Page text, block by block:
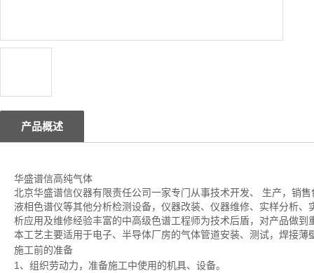
产品概述
华盛谱信高纯气体
北京华盛谱信仪器有限责任公司一家专门从事技术开发、 生产，销
液相色谱仪等其他分析检测设备，仪器改装、仪器维修、实样分析
析应用及维修经验丰富的中高级色谱工程师为技术后盾，对产品做
本工艺主要适用于电子、半导体厂房的气体管道安装、测试，焊接薄
施工前的准备
1 、组织劳动力，准备施工中使用的机具、设备。